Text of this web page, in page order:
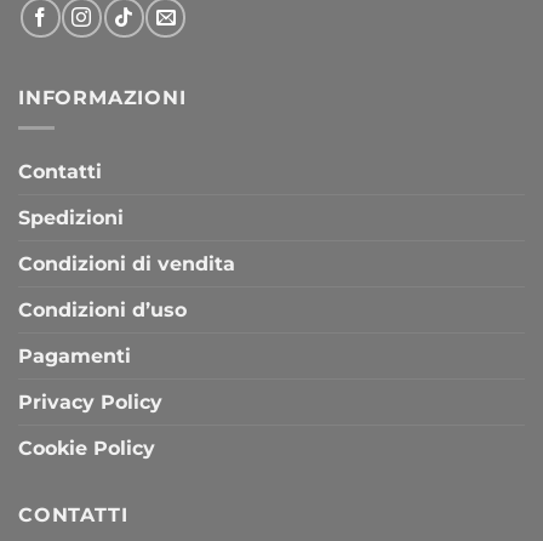
INFORMAZIONI
Contatti
Spedizioni
Condizioni di vendita
Condizioni d’uso
Pagamenti
Privacy Policy
Cookie Policy
CONTATTI